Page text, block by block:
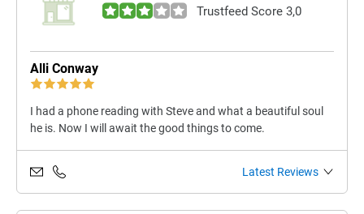
Trustfeed Score 3,0
Alli Conway
I had a phone reading with Steve and what a beautiful soul
he is. Now I will await the good things to come.
Latest Reviews